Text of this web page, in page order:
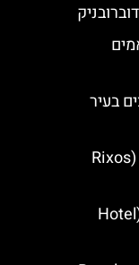
בעיר
מלון ריקסוס בדוברובניק (Rixos
מלון דוברובניק פאלאס (Hotel